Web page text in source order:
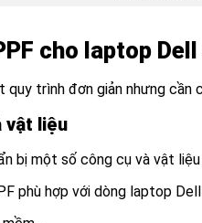
cho laptop
quy trình đơn giản nhưng
vật liệu
bị một số công cụ và vật liệu
phù hợp với dòng laptop Dell